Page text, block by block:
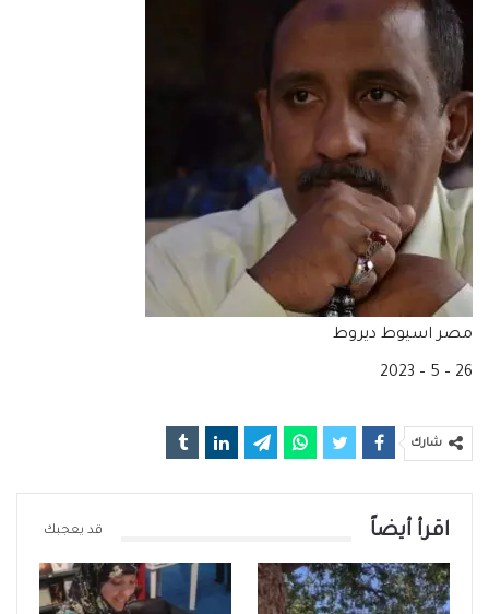
مصر اسيوط ديروط
26 – 5 – 2023
شارك
اقرأ أيضاً قد يعجبك